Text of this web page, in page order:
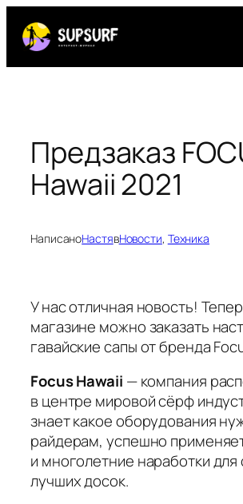
содержимому
Предзаказ
Hawaii 2021
НаписаноНастявНовости, Техника
У нас отличная новость!
магазине можно заказать
гавайские сапы от бренда
Focus Hawaii — компания
в центре мировой сёрф
знает какое оборудования
райдерам, успешно
и многолетние наработки для
лучших досок.